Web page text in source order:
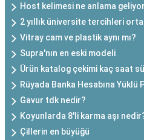
Host kelimesi ne anlama
2 yıllık üniversite tercihleri
Vitray cam ve plastik aynı mı?
Supra'nın en eski modeli
Ürün katalog çekimi kaç saat
Rüyada Banka Hesabına Yüklü
Gavur tdk nedir?
Koyunlarda 8'li karma aşı
Çillerin en büyüğü